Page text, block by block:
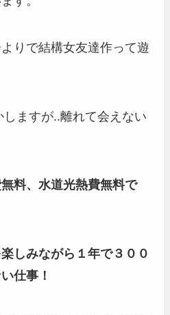
りで結構女友達作って遊
ますが..離れて会えない
料、水道光熱費無料で
しみながら１年で３００
仕事！